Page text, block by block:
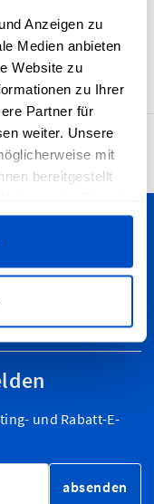
Anzeigen zu
Medien anbieten
Website zu
zu Ihrer
Partner für
weiter. Unsere
mit
bereitgestellt
und eine
vereinfacht.
du in Bern, Zürich,
versenden zudem
und Rabatt-E-
absenden